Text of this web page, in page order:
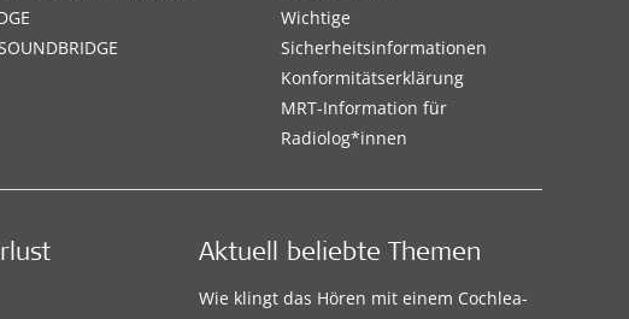
Wichtige
Sicherheitsinformationen
Konformitätserklärung
MRT-Information für
Radiolog*innen
Aktuell beliebte Themen
Wie klingt das Hören mit einem Cochlea-